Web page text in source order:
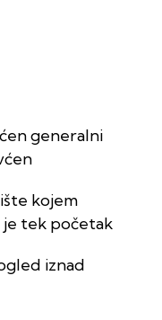
generalni
kojem
tek početak
iznad